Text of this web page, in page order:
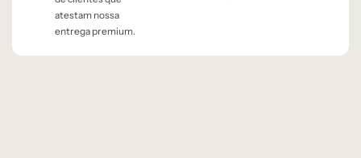
atestam nossa
entrega premium.